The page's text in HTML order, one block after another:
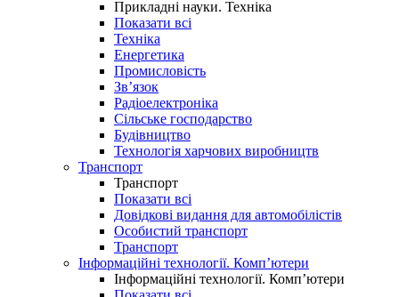
Прикладні науки. Техніка
Показати всі
Техніка
Енергетика
Промисловість
Зв’язок
Радіоелектроніка
Сільське господарство
Будівництво
Технологія харчових виробництв
Транспорт
Транспорт
Показати всі
Довідкові видання для автомобілістів
Особистий транспорт
Транспорт
Інформаційні технології. Комп’ютери
Інформаційні технології. Комп’ютери